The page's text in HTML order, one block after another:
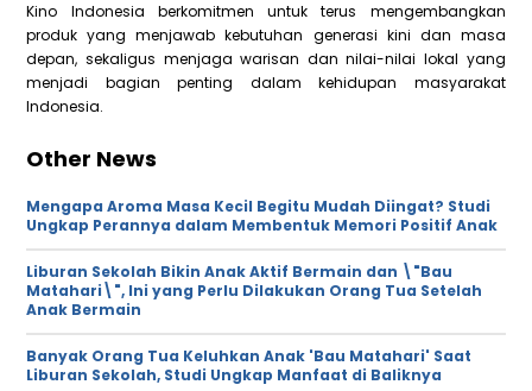
Kino Indonesia berkomitmen untuk terus mengembangkan
produk yang menjawab kebutuhan generasi kini dan masa
depan, sekaligus menjaga warisan dan nilai-nilai lokal yang
menjadi bagian penting dalam kehidupan masyarakat
Indonesia.
Other News
Mengapa Aroma Masa Kecil Begitu Mudah Diingat? Studi
Ungkap Perannya dalam Membentuk Memori Positif Anak
Liburan Sekolah Bikin Anak Aktif Bermain dan \"Bau
Matahari\", Ini yang Perlu Dilakukan Orang Tua Setelah
Anak Bermain
Banyak Orang Tua Keluhkan Anak 'Bau Matahari' Saat
Liburan Sekolah, Studi Ungkap Manfaat di Baliknya